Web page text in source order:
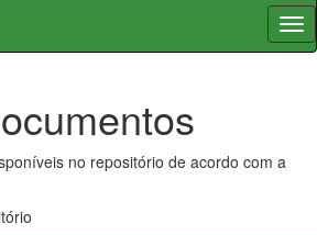
no repositório de acordo com a